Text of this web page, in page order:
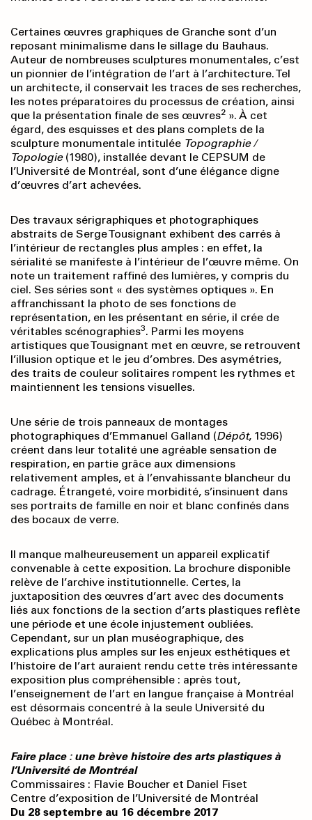
Certaines œuvres graphiques de Granche sont d’un
reposant minimalisme dans le sillage du Bauhaus.
Auteur de nombreuses sculptures monumentales, c’est
un pionnier de l’intégration de l’art à l’architecture. Tel
un architecte, il conservait les traces de ses recherches,
les notes préparatoires du processus de création, ainsi
que la présentation finale de ses œuvres2 ». À cet
égard, des esquisses et des plans complets de la
sculpture monumentale intitulée Topographie /
Topologie(1980), installée devant le CEPSUM de
l’Université de Montréal, sont d’une élégance digne
d’œuvres d’art achevées.
Des travaux sérigraphiques et photographiques
abstraits de Serge Tousignant exhibent des carrés à
l’intérieur de rectangles plus amples : en effet, la
sérialité se manifeste à l’intérieur de l’œuvre même. On
note un traitement raffiné des lumières, y compris du
ciel. Ses séries sont « des systèmes optiques ». En
affranchissant la photo de ses fonctions de
représentation, en les présentant en série, il crée de
véritables scénographies3. Parmi les moyens
artistiques que Tousignant met en œuvre, se retrouvent
l’illusion optique et le jeu d’ombres. Des asymétries,
des traits de couleur solitaires rompent les rythmes et
maintiennent les tensions visuelles.
Une série de trois panneaux de montages
photographiques d’Emmanuel Galland (Dépôt, 1996)
créent dans leur totalité une agréable sensation de
respiration, en partie grâce aux dimensions
relativement amples, et à l’envahissante blancheur du
cadrage. Étrangeté, voire morbidité, s’insinuent dans
ses portraits de famille en noir et blanc confinés dans
des bocaux de verre.
Il manque malheureusement un appareil explicatif
convenable à cette exposition. La brochure disponible
relève de l’archive institutionnelle. Certes, la
juxtaposition des œuvres d’art avec des documents
liés aux fonctions de la section d’arts plastiques reflète
une période et une école injustement oubliées.
Cependant, sur un plan muséographique, des
explications plus amples sur les enjeux esthétiques et
l’histoire de l’art auraient rendu cette très intéressante
exposition plus compréhensible : après tout,
l’enseignement de l’art en langue française à Montréal
est désormais concentré à la seule Université du
Québec à Montréal.
Faire place : une brève histoire des arts plastiques à
l’Université de Montréal
Commissaires : Flavie Boucher et Daniel Fiset
Centre d’exposition de l’Université de Montréal
Du 28 septembre au 16 décembre 2017